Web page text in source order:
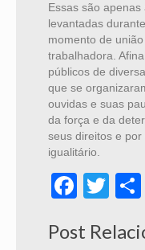
Essas são
levantadas
momento de
trabalhadora.
públicos de
que se
ouvidas e suas
da força e da
seus direitos e
igualitário.
Post